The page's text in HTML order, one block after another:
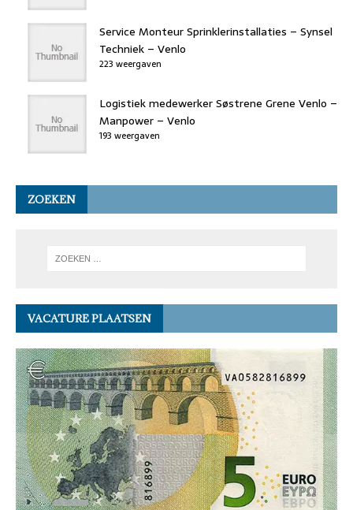
Service Monteur Sprinklerinstallaties – Synsel
Techniek – Venlo
223 weergaven
Logistiek medewerker Søstrene Grene Venlo –
Manpower – Venlo
193 weergaven
ZOEKEN
VACATURE PLAATSEN